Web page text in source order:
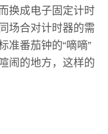
换成电子固定计时
场合对计时器的需
准番茄钟的“嘀嘀”
闹的地方，这样的